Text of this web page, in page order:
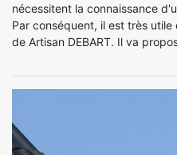
nécessitent la connaissance
Par conséquent, il est très
de Artisan DEBART. Il va